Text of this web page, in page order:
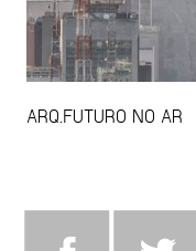
ARQ.FUTURO NO AR